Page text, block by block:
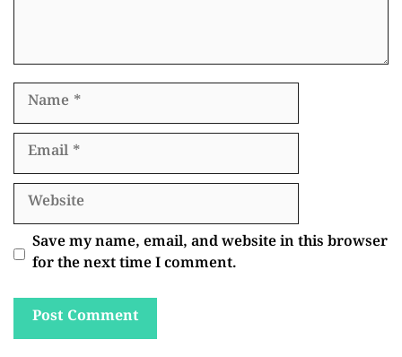
Name
Email
Website
Save my name, email, and website in this browser
for the next time I comment.